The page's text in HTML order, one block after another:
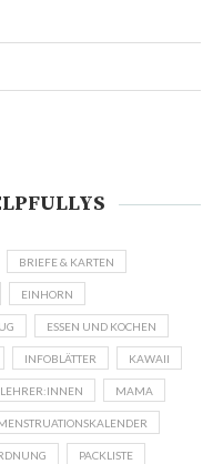
BRIEFE & KARTEN
EINHORN
ESSEN UND KOCHEN
INFOBLÄTTER KAWAII
LEHRER:INNEN MAMA
PACKLISTE